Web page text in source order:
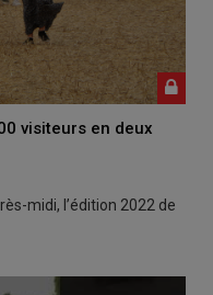
visiteurs en deux
midi, l’édition 2022 de